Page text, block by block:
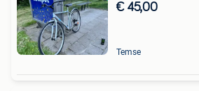
€ 45,00
Temse